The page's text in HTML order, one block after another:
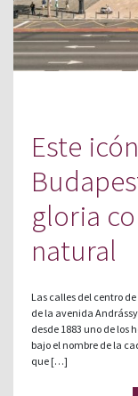
Este
gloria
natural
Las calles del centro
de la avenida
desde 1883 uno de los
bajo el nombre de la
que […]